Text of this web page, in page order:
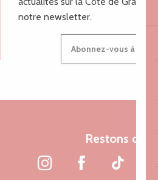
notre newsletter.
Abonnez-vous à
Restons